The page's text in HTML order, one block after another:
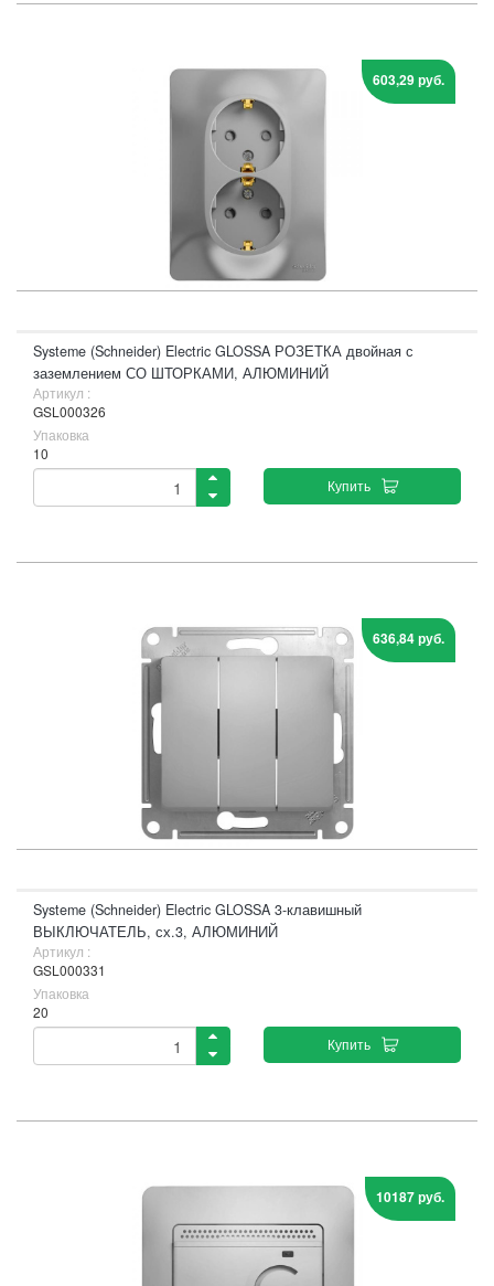
603,29 руб.
Systeme (Schneider) Electric GLOSSA РОЗЕТКА двойная с
заземлением СО ШТОРКАМИ, АЛЮМИНИЙ
Артикул :
GSL000326
Упаковка
10
Купить
636,84 руб.
Systeme (Schneider) Electric GLOSSA 3-клавишный
ВЫКЛЮЧАТЕЛЬ, сх.3, АЛЮМИНИЙ
Артикул :
GSL000331
Упаковка
20
Купить
10187 руб.